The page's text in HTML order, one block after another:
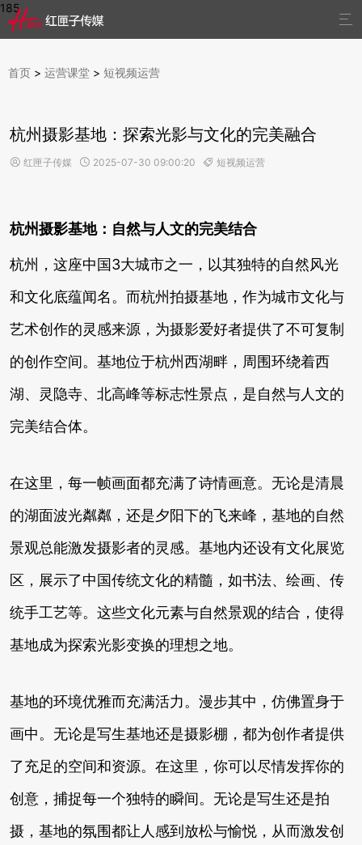
185

首页 > 运营课堂 > 短视频运营
杭州摄影基地：探索光影与文化的完美融合
 红匣子传媒  2025-07-30 09:00:20  短视频运营
杭州摄影基地：自然与人文的完美结合
杭州，这座中国3大城市之一，以其独特的自然风光
和文化底蕴闻名。而杭州拍摄基地，作为城市文化与
艺术创作的灵感来源，为摄影爱好者提供了不可复制
的创作空间。基地位于杭州西湖畔，周围环绕着西
湖、灵隐寺、北高峰等标志性景点，是自然与人文的
完美结合体。
在这里，每一帧画面都充满了诗情画意。无论是清晨
的湖面波光粼粼，还是夕阳下的飞来峰，基地的自然
景观总能激发摄影者的灵感。基地内还设有文化展览
区，展示了中国传统文化的精髓，如书法、绘画、传
统手工艺等。这些文化元素与自然景观的结合，使得
基地成为探索光影变换的理想之地。
基地的环境优雅而充满活力。漫步其中，仿佛置身于
画中。无论是写生基地还是摄影棚，都为创作者提供
了充足的空间和资源。在这里，你可以尽情发挥你的
创意，捕捉每一个独特的瞬间。无论是写生还是拍
摄，基地的氛围都让人感到放松与愉悦，从而激发创